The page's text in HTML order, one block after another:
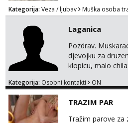
Kategorija: Veza / ljubav Muška osoba
Laganica
Pozdrav.
djevojku za
klopicu, malo
pretjerano bitan
brundo xD Budi
ostale cemo lako.
Kategorija: Osobni kontakti ON
TRAZIM PAR
Tražim parove za